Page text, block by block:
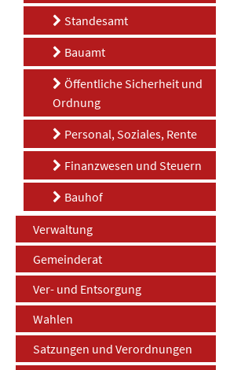
Standesamt
Bauamt
Öffentliche Sicherheit und
Ordnung
Personal, Soziales, Rente
Finanzwesen und Steuern
Bauhof
Verwaltung
Gemeinderat
Ver- und Entsorgung
Wahlen
Satzungen und Verordnungen